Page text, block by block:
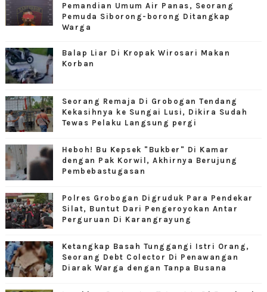
Pemandian Umum Air Panas, Seorang
Pemuda Siborong-borong Ditangkap
Warga
Balap Liar Di Kropak Wirosari Makan
Korban
Seorang Remaja Di Grobogan Tendang
Kekasihnya ke Sungai Lusi, Dikira Sudah
Tewas Pelaku Langsung pergi
Heboh! Bu Kepsek "Bukber" Di Kamar
dengan Pak Korwil, Akhirnya Berujung
Pembebastugasan
Polres Grobogan Digruduk Para Pendekar
Silat, Buntut Dari Pengeroyokan Antar
Perguruan Di Karangrayung
Ketangkap Basah Tunggangi Istri Orang,
Seorang Debt Colector Di Penawangan
Diarak Warga dengan Tanpa Busana